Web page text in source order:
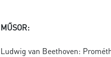
MŰSOR:
Ludwig van Beethoven: